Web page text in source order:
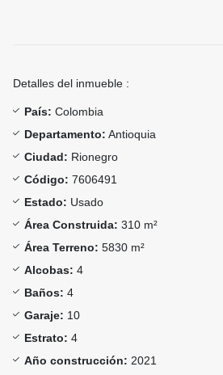
Detalles del inmueble :
País: Colombia
Departamento: Antioquia
Ciudad: Rionegro
Código: 7606491
Estado: Usado
Área Construida: 310 m²
Área Terreno: 5830 m²
Alcobas: 4
Baños: 4
Garaje: 10
Estrato: 4
Año construcción: 2021